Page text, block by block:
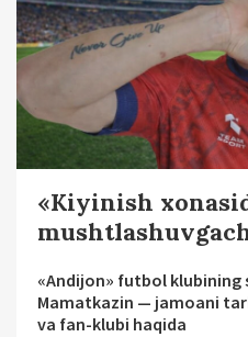
«Kiyinish
«Andijon» futbol klubining
Mamatkazin — jamoani
va fan-klubi haqida